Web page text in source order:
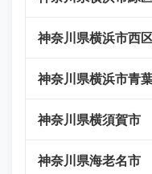
神奈川県横浜市西
神奈川県横浜市青
神奈川県横須賀市
神奈川県海老名市